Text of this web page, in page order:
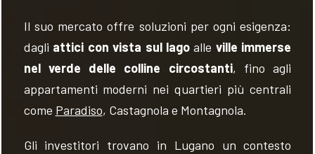
Il suo mercato offre soluzioni per ogni esigenza:
dagli attici con vista sul lagoalle ville immerse
nel verde delle colline circostanti, fino agli
appartamenti moderni nei quartieri più centrali
come Paradiso, Castagnola e Montagnola.
Gli investitori trovano in Lugano un contesto